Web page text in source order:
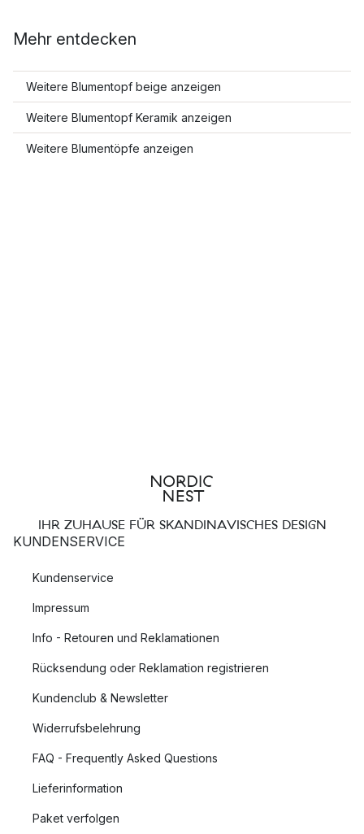
Mehr entdecken
Weitere Blumentopf beige anzeigen
Weitere Blumentopf Keramik anzeigen
Weitere Blumentöpfe anzeigen
IHR ZUHAUSE FÜR SKANDINAVISCHES DESIGN
KUNDENSERVICE
Kundenservice
Impressum
Info - Retouren und Reklamationen
Rücksendung oder Reklamation registrieren
Kundenclub & Newsletter
Widerrufsbelehrung
FAQ - Frequently Asked Questions
Lieferinformation
Paket verfolgen